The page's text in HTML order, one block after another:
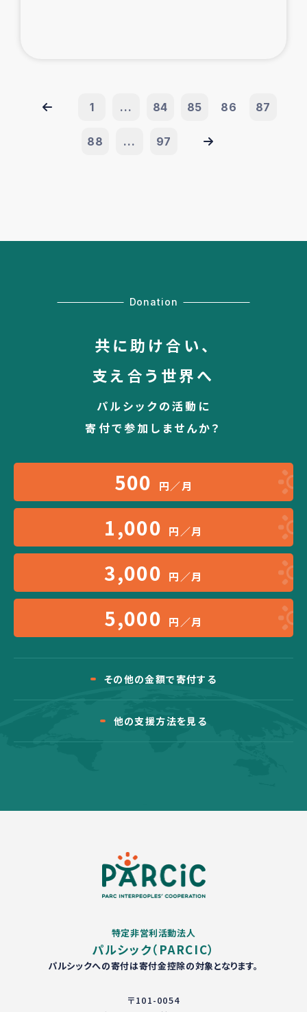
1 ... 84 85 86 87
88 ... 97
Donation
共に助け合い、
支え合う世界へ
パルシックの活動に
寄付で参加しませんか？
500 円／月
1,000 円／月
3,000 円／月
5,000 円／月
その他の金額で寄付する
他の支援方法を見る
特定非営利活動法人
パルシック（PARCIC）
パルシックへの寄付は寄付金控除の対象となります。
〒101-0054